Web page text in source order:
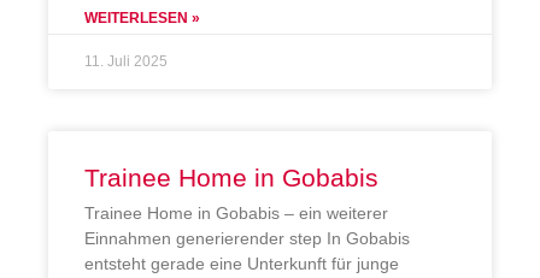
WEITERLESEN »
11. Juli 2025
Trainee Home in Gobabis
Trainee Home in Gobabis – ein weiterer
Einnahmen generierender step In Gobabis
entsteht gerade eine Unterkunft für junge